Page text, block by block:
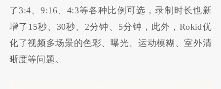
了3:4、9:16、4:3等各种比例可选，录制时长也新
增了15秒、30秒、2分钟、5分钟，此外，Rokid优
化了视频多场景的色彩、曝光、运动模糊、室外清
晰度等问题。